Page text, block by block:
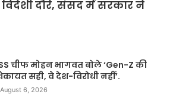
विदेशी दौरे, संसद में सरकार ने
चीफ मोहन भागवत बोले ‘Gen-Z की
सही, वे देश-विरोधी नहीं’.
August 6, 2026